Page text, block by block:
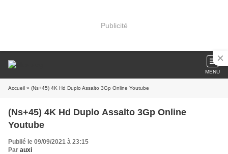
Publicité
MENU
Accueil » (Ns+45) 4K Hd Duplo Assalto 3Gp Online Youtube
(Ns+45) 4K Hd Duplo Assalto 3Gp Online
Youtube
Publié le 09/09/2021 à 23:15
Par auxi